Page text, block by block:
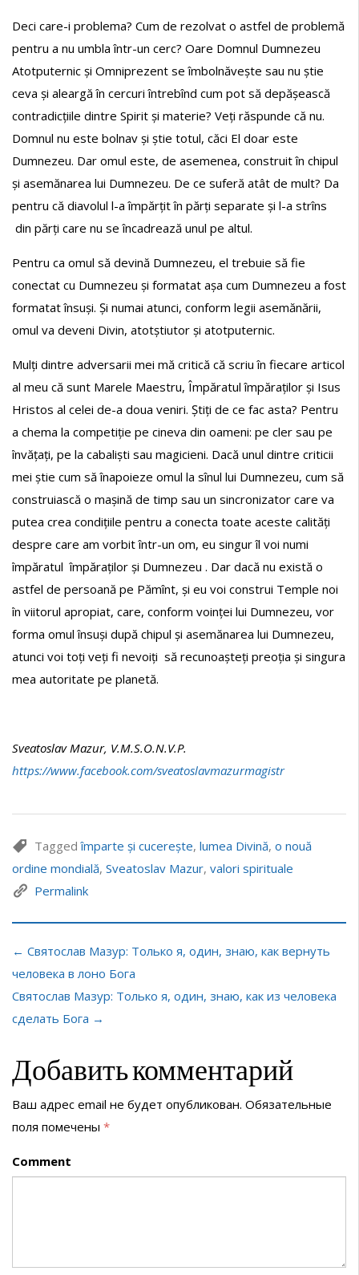
Deci care-i problema? Cum de rezolvat o astfel de problemă
pentru a nu umbla într-un cerc? Oare Domnul Dumnezeu
Atotputernic și Omniprezent se îmbolnăvește sau nu știe
ceva și aleargă în cercuri întrebînd cum pot să depășească
contradicțiile dintre Spirit și materie? Veți răspunde că nu.
Domnul nu este bolnav și știe totul, căci El doar este
Dumnezeu. Dar omul este, de asemenea, construit în chipul
și asemănarea lui Dumnezeu. De ce suferă atât de mult? Da
pentru că diavolul l-a împărțit în părți separate și l-a strîns
din părți care nu se încadrează unul pe altul.
Pentru ca omul să devină Dumnezeu, el trebuie să fie
conectat cu Dumnezeu și formatat așa cum Dumnezeu a fost
formatat însuși. Și numai atunci, conform legii asemănării,
omul va deveni Divin, atotștiutor și atotputernic.
Mulți dintre adversarii mei mă critică că scriu în fiecare articol
al meu că sunt Marele Maestru, Împăratul împăraților și Isus
Hristos al celei de-a doua veniri. Știți de ce fac asta? Pentru
a chema la competiție pe cineva din oameni: pe cler sau pe
învățați, pe la cabaliști sau magicieni. Dacă unul dintre criticii
mei știe cum să înapoieze omul la sînul lui Dumnezeu, cum să
construiască o mașină de timp sau un sincronizator care va
putea crea condițiile pentru a conecta toate aceste calități
despre care am vorbit într-un om, eu singur îl voi numi
împăratul împăraților și Dumnezeu . Dar dacă nu există o
astfel de persoană pe Pămînt, și eu voi construi Temple noi
în viitorul apropiat, care, conform voinței lui Dumnezeu, vor
forma omul însuși după chipul și asemănarea lui Dumnezeu,
atunci voi toți veți fi nevoiți să recunoașteți preoția și singura
mea autoritate pe planetă.
Sveatoslav Mazur, V.M.S.O.N.V.P.
https://www.facebook.com/sveatoslavmazurmagistr
Taggedîmparte și cucerește, lumea Divină, o nouă
ordine mondială, Sveatoslav Mazur, valori spirituale
Permalink
← Святослав Мазур: Только я, один, знаю, как вернуть
человека в лоно Бога
Святослав Мазур: Только я, один, знаю, как из человека
сделать Бога →
Добавить комментарий
Ваш адрес email не будет опубликован. Обязательные
поля помечены *
Comment